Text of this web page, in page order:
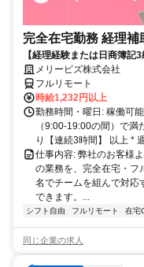
完全在宅勤務 経理補
【経理経験または日商簿記
～。完全在宅で育児・介護
メリービズ株式会社
フルリモート
時給1,232円以上
勤務時間・曜日: 稼働可
（9:00-19:00の間）で
り【連続3時間】 以上 *
仕事内容: 弊社のお客様
の業務を、完全在宅・フ
名でチームを組んで対応
できます。...
シフト自由 フルリモート 在宅
同じ企業の求人